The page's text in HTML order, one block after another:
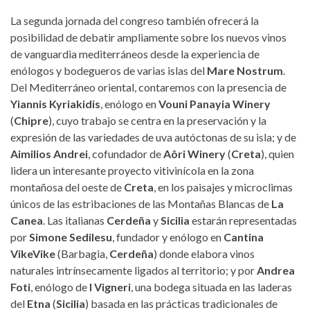
La segunda jornada del congreso también ofrecerá la
posibilidad de debatir ampliamente sobre los nuevos vinos
de vanguardia mediterráneos desde la experiencia de
enólogos y bodegueros de varias islas del Mare Nostrum.
Del Mediterráneo oriental, contaremos con la presencia de
Yiannis Kyriakidis, enólogo enVouni Panayia Winery
(Chipre), cuyo trabajo se centra en la preservación y la
expresión de las variedades de uva autóctonas de su isla; y de
Aimilios Andrei, cofundador deAôri Winery(Creta), quien
lidera un interesante proyecto vitivinícola en la zona
montañosa del oeste de Creta, en los paisajes y microclimas
únicos de las estribaciones de las Montañas Blancas de La
Canea. Las italianas Cerdeña ySicilia estarán representadas
porSimone Sedilesu, fundador y enólogo en Cantina
VikeVike(Barbagia, Cerdeña) donde elabora vinos
naturales intrínsecamente ligados al territorio; y porAndrea
Foti, enólogo de I Vigneri, una bodega situada en las laderas
del Etna (Sicilia) basada en las prácticas tradicionales de